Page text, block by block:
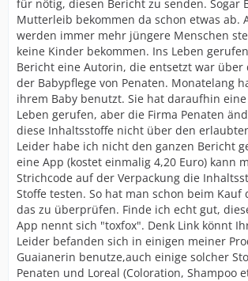
für nötig, diesen Bericht zu senden. Sogar
Mutterleib bekommen da schon etwas ab.
werden immer mehr jüngere Menschen
keine Kinder bekommen. Ins Leben
Bericht eine Autorin, die entsetzt war über
der Babypflege von Penaten. Monatelang
ihrem Baby benutzt. Sie hat daraufhin
Leben gerufen, aber die Firma Penaten
diese Inhaltsstoffe nicht über den
Leider habe ich nicht den ganzen Bericht
eine App (kostet einmalig 4,20 Euro) kann
Strichcode auf der Verpackung die
Stoffe testen. So hat man schon beim Kauf
das zu überprüfen. Finde ich echt gut,
App nennt sich "toxfox". Denk Link könnt
Leider befanden sich in einigen meiner
Guaianerin benutze,auch einige solcher
Penaten und Loreal (Coloration, Shampoo